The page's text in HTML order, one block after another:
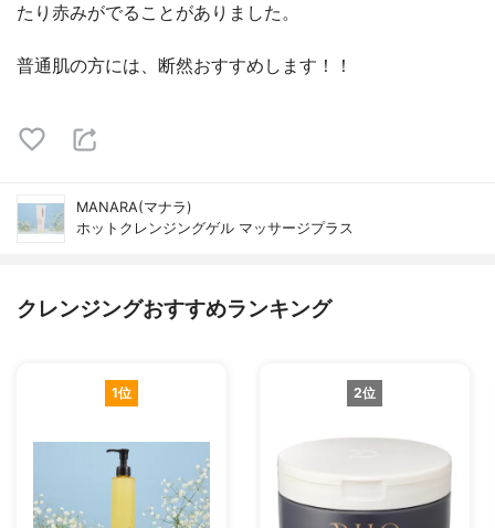
たり赤みがでることがありました。
普通肌の方には、断然おすすめします！！
MANARA(マナラ)
ホットクレンジングゲル マッサージプラス
クレンジングおすすめランキング
1位 2位